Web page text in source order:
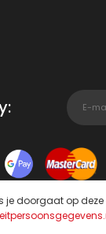
je doorgaat op